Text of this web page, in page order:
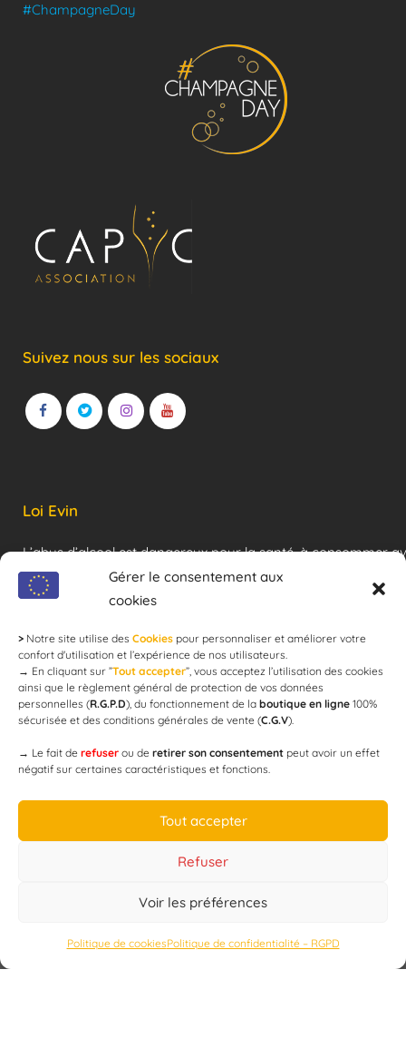
Gérer le consentement aux
cookies
> Notre site utilise des Cookies pour personnaliser et améliorer votre
confort d'utilisation et l’expérience de nos utilisateurs.
→ En cliquant sur ”Tout accepter”, vous acceptez l’utilisation des cookies
ainsi que le règlement général de protection de vos données
personnelles (R.G.P.D), du fonctionnement de la boutique en ligne 100%
sécurisée et des conditions générales de vente (C.G.V).
→ Le fait de refuser ou de retirer son consentement peut avoir un effet
négatif sur certaines caractéristiques et fonctions.
Tout accepter
Refuser
Voir les préférences
Politique de cookiesPolitique de confidentialité – RGPD
#ChampagneDay
Suivez nous sur les sociaux
Loi Evin
L’abus d’alcool est dangereux pour la santé, à consommer
modération !
Newsletter
email
Designed byWEB3-DESIGN
CopyrightCAP’C2019